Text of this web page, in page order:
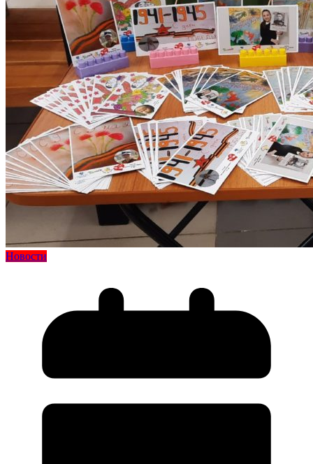
Новости